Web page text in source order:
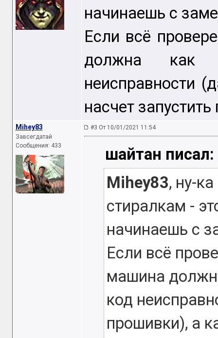
начинаешь с
Если всё
должна как
неисправности
насчет
Mihey83
Завсегдатай
Сообщения: 433
#3 От 10/01/2021 11:54
шайтан писал:
Mihey83, ну-
стиралкам -
начинаешь с
Если всё
машина
код
прошивки), а